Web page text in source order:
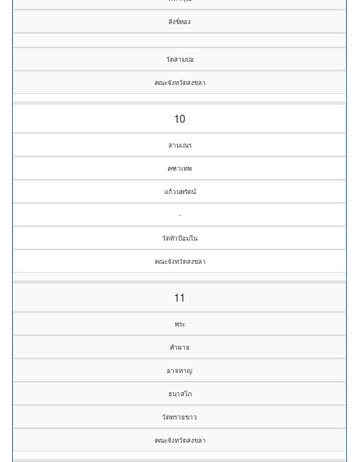
สังข์ทอง
วัดสามบ่อ
คณะจังหวัดสงขลา
10
สามเณร
คฑาเทพ
แก้วนพรัตน์
-
วัดหัวป้อมใน
คณะจังหวัดสงขลา
11
พระ
คำผาย
อาจหาญ
ธนาสโภ
วัดทรายขาว
คณะจังหวัดสงขลา